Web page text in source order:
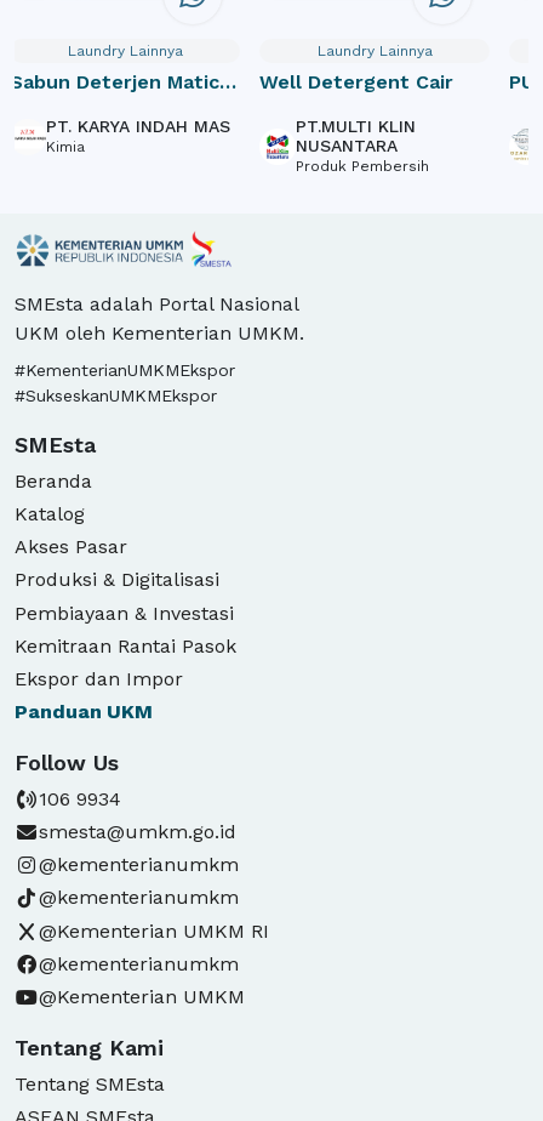
Laundry Lainnya
Sabun Deterjen Matic
kg
PT. KARYA INDAH MAS
Kimia
Laundry Lainnya
Well Detergent Cair
PT.MULTI KLIN
NUSANTARA
Produk Pembersih
SMEsta adalah Portal Nasional
UKM oleh Kementerian UMKM.
#KementerianUMKMEkspor
#SukseskanUMKMEkspor
SMEsta
Beranda
Katalog
Akses Pasar
Produksi & Digitalisasi
Pembiayaan & Investasi
Kemitraan Rantai Pasok
Ekspor dan Impor
Panduan UKM
Follow Us
106 9934
smesta@umkm.go.id
@kementerianumkm
@kementerianumkm
@Kementerian UMKM RI
@kementerianumkm
@Kementerian UMKM
Tentang Kami
Tentang SMEsta